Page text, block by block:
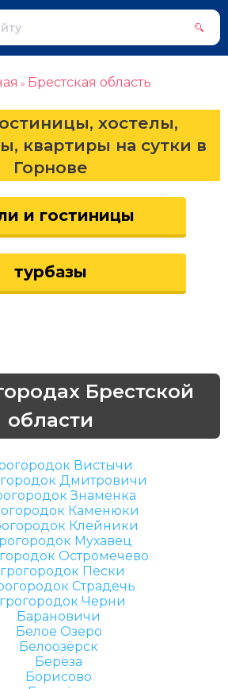
» Брестская область
хостелы,
квартиры на сутки в
Горнове
и гостиницы
турбазы
Брестской
области
Вистычи
Дмитровичи
Знаменка
Каменюки
Клейники
Мухавец
Остромечево
Пески
Страдечь
Черни
Барановичи
Белое Озеро
Белоозёрск
Берёза
Борисово